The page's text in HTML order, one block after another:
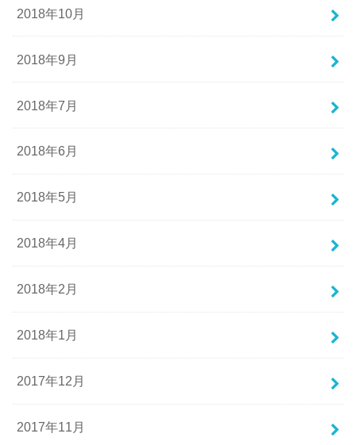
2018年10月
2018年9月
2018年7月
2018年6月
2018年5月
2018年4月
2018年2月
2018年1月
2017年12月
2017年11月